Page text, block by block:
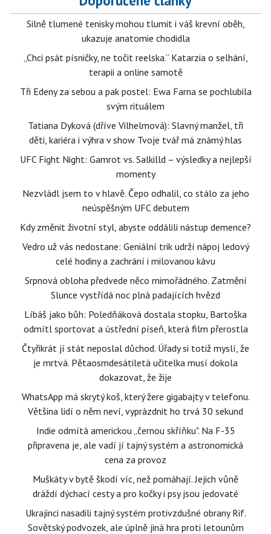
Silně tlumené tenisky mohou tlumit i váš krevní oběh,
ukazuje anatomie chodidla
„Chci psát písničky, ne točit reelska.“ Katarzia o selhání,
terapii a online samotě
Tři Edeny za sebou a pak postel: Ewa Farna se pochlubila
svým rituálem
Tatiana Dyková (dříve Vilhelmová): Slavný manžel, tři
děti, kariéra i výhra v show Tvoje tvář má známý hlas
UFC Fight Night: Gamrot vs. Salkilld – výsledky a nejlepší
momenty
Nezvládl jsem to v hlavě. Čepo odhalil, co stálo za jeho
neúspěšným UFC debutem
Kdy změnit životní styl, abyste oddálili nástup demence?
Vedro už vás nedostane: Geniální trik udrží nápoj ledový
celé hodiny a zachrání i milovanou kávu
Srpnová obloha předvede něco mimořádného. Zatmění
Slunce vystřídá noc plná padajících hvězd
Líbáš jako bůh: Poledňáková dostala stopku, Bartoška
odmítl sportovat a ústřední píseň, která film přerostla
Čtyřikrát jí stát neposlal důchod. Úřady si totiž myslí, že
je mrtvá. Pětaosmdesátiletá učitelka musí dokola
dokazovat, že žije
WhatsApp má skrytý koš, který žere gigabajty v telefonu.
Většina lidí o něm neví, vyprázdnit ho trvá 30 sekund
Indie odmítá americkou „černou skříňku". Na F-35
připravena je, ale vadí jí tajný systém a astronomická
cena za provoz
Muškáty v bytě škodí víc, než pomáhají. Jejich vůně
dráždí dýchací cesty a pro kočky i psy jsou jedovaté
Ukrajinci nasadili tajný systém protivzdušné obrany Rif.
Sovětský podvozek, ale úplně jiná hra proti letounům